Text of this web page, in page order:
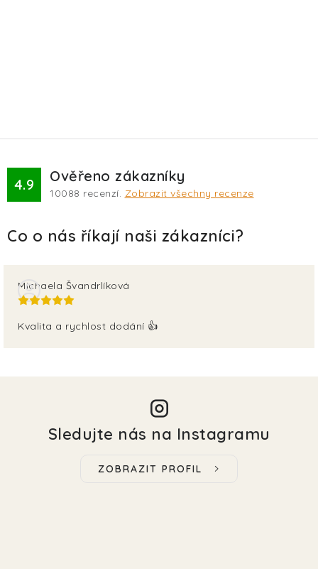
4.9 Ověřeno zákazníky
10088 recenzí. Zobrazit všechny recenze
Michaela Švandrlíková
Kvalita a rychlost dodání 👍
Sledujte nás na Instagramu
ZOBRAZIT PROFIL